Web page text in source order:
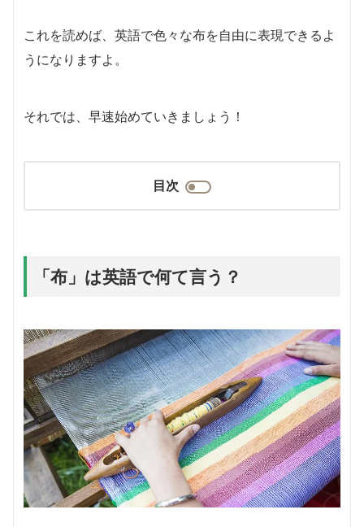
これを読めば、英語で色々な布を自由に表現できるよ
うになりますよ。
それでは、早速始めていきましょう！
目次
「布」は英語で何て言う？